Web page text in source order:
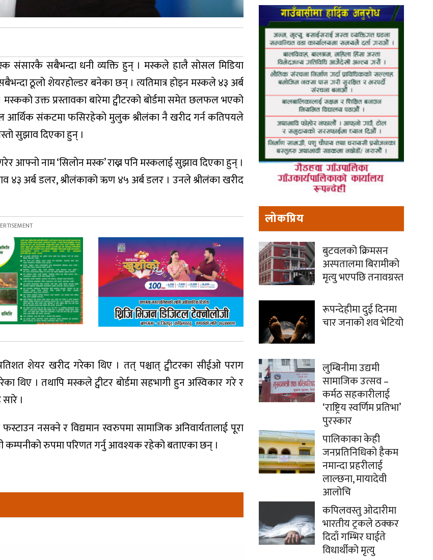
संसारकै सबैभन्दा धनी व्यक्ति हुन् । मस्कले हालै सोसल मिडिया
ठूलो शेयरहोल्डर बनेका छन् । त्यतिमात्र होइन मस्कले ४३ अर्ब
उक्त प्रस्तावका बारेमा ट्वीटरको बोर्डमा समेत छलफल भएको
आर्थिक संकटमा फसिरहेको मुलुक श्रीलंका नै खरीद गर्न कतिपयले
सुझाव दिएका हुन् ।
आफ्नो नाम ‘सिलोन मस्क’ राख्न पनि मस्कलाई सुझाव दिएका हुन् ।
४३ अर्ब डलर, श्रीलंकाको ऋण ४५ अर्ब डलर । उनले श्रीलंका खरीद
शेयर खरीद गरेका थिए । तत् पश्चात् ट्वीटरका सीईओ पराग
थिए । तथापि मस्कले ट्वीटर बोर्डमा सहभागी हुन अस्विकार गरे र
।
नसक्ने र विद्यमान स्वरुपमा सामाजिक अनिवार्यतालाई पूरा
रुपमा परिणत गर्नु आवश्यक रहेको बताएका छन् ।
लोकप्रिय
बुटवलको क्रिमसन
अस्पतालमा बिरामीको
मृत्यु भएपछि तनावग्रस्त
रूपन्देहीमा दुई दिनमा
चार जनाको शव भेटियो
लुम्बिनीमा उद्यमी
सामाजिक उत्सव –
कर्मठ सहकारीलाई
‘राष्ट्रिय स्वर्णिम प्रतिभा’
पुरस्कार
पालिकाका केही
जनप्रतिनिधिको हैकम
नमान्दा प्रहरीलाई
लाल्छना, मायादेवी
आलोचि
कपिलवस्तु ओदारीमा
भारतीय ट्रकले ठक्कर
दिदाँ गम्भिर घाईते
विधार्थीको मृत्यु